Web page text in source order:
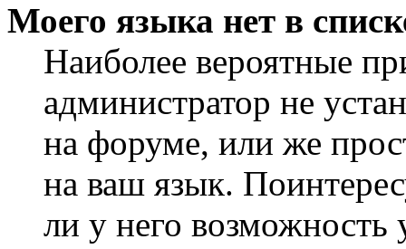
Моего языка нет в
Наиболее вероятные
администратор не
на форуме, или же
на ваш язык.
ли у него